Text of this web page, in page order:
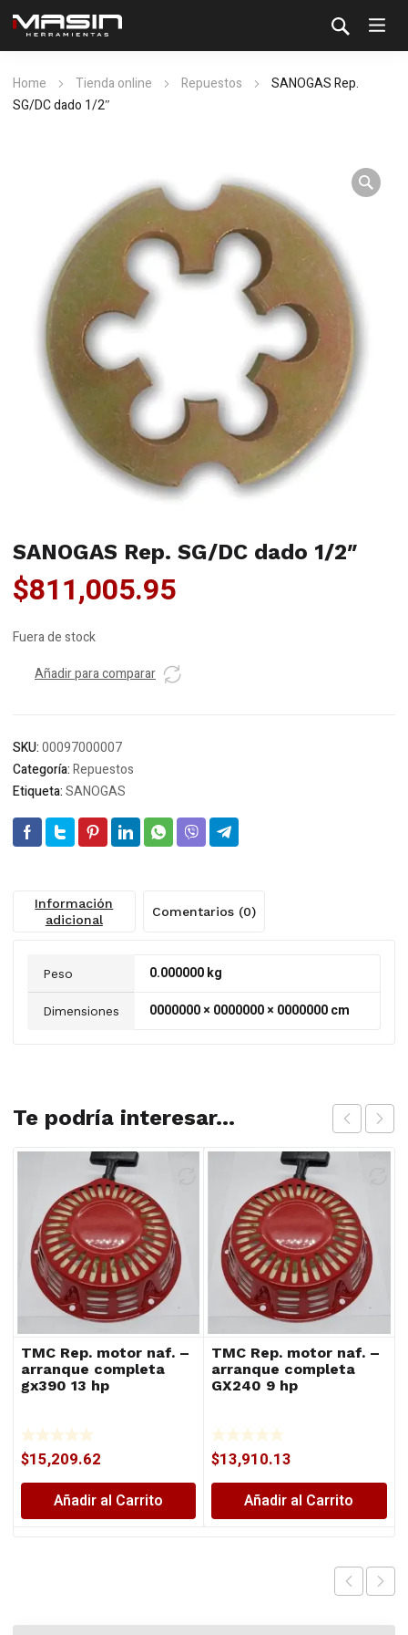
Home Tienda online Repuestos
SANOGAS Rep.
SG/DC dado 1/2″
SANOGAS Rep. SG/DC dado 1/2″
$811,005.95
Fuera de stock
Añadir para comparar
SKU:00097000007
Categoría:Repuestos
Etiqueta:SANOGAS
Información
adicional
Comentarios (0)
Peso 0.000000 kg
Dimensiones 0000000 × 0000000 × 0000000 cm
Te podría interesar...
TMC Rep. motor naf. –
arranque completa
gx390 13 hp
$15,209.62
Añadir al Carrito
TMC Rep. motor naf. –
arranque completa
GX240 9 hp
$13,910.13
Añadir al Carrito